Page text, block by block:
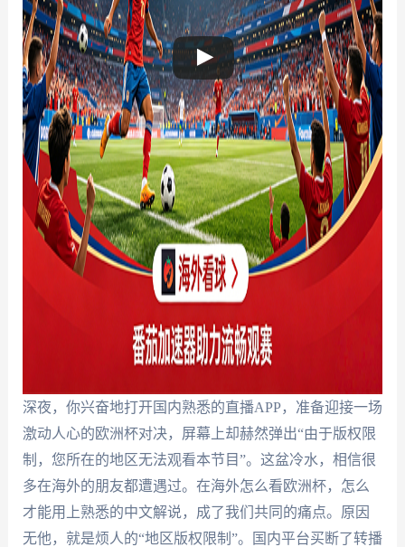
深夜，你兴奋地打开国内熟悉的直播APP，准备迎接一场
激动人心的欧洲杯对决，屏幕上却赫然弹出“由于版权限
制，您所在的地区无法观看本节目”。这盆冷水，相信很
多在海外的朋友都遭遇过。在海外怎么看欧洲杯，怎么
才能用上熟悉的中文解说，成了我们共同的痛点。原因
无他，就是烦人的“地区版权限制”。国内平台买断了转播